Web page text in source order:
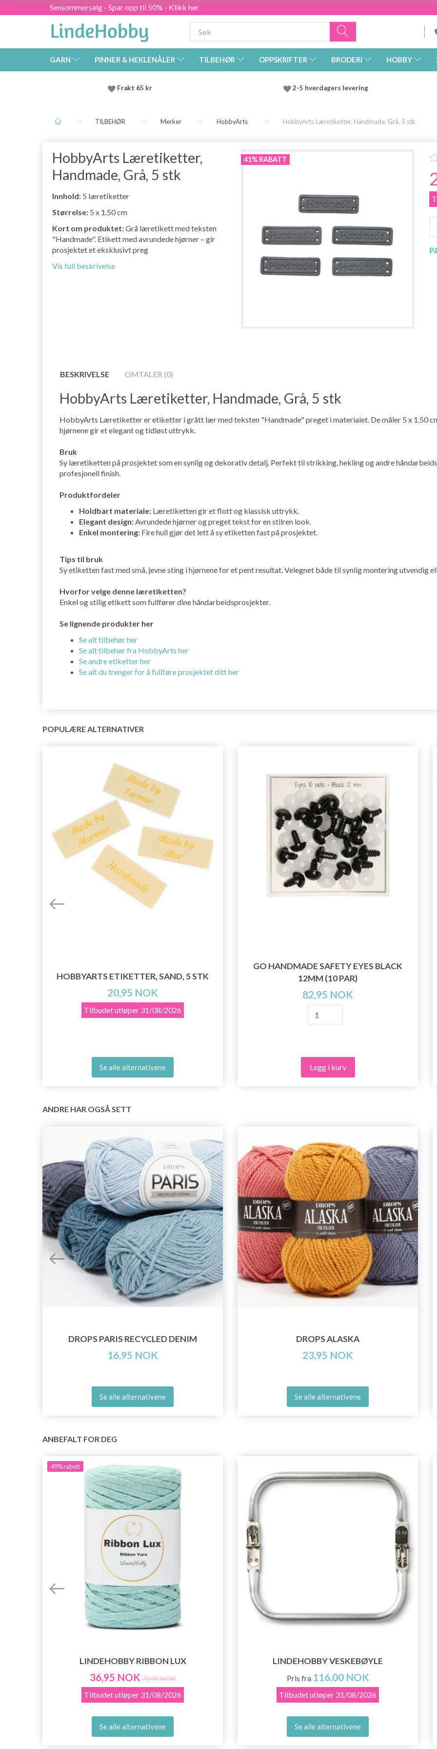
Sensommersalg - Spar opp til 50% - Klikk her
GARN PINNER & HEKLENÅLER TILBEHØR OPPSKRIFTER BRODERI HOBBY
Frakt 65 kr 2-5 hverdagers levering
TILBEHØR Merker HobbyArts HobbyArts Læretiketter, Handmade, Grå, 5 stk
HobbyArts Læretiketter,
Handmade, Grå, 5 stk
Innhold: 5 læretiketter
Størrelse: 5 x 1.50 cm
Kort om produktet:Grå læretikett med teksten
"Handmade". Etikett med avrundede hjørner – gir
prosjektet et eksklusivt preg
Vis full beskrivelse
41% RABATT
BESKRIVELSE OMTALER (0)
HobbyArts Læretiketter, Handmade, Grå, 5 stk
HobbyArts Læretiketter er etiketter i grått lær med teksten "Handmade" preget i materialet. De måler 5 x 1.50
hjørnene gir et elegant og tidløst uttrykk.
Bruk
Sy læretiketten på prosjektet som en synlig og dekorativ detalj. Perfekt til strikking, hekling og andre
profesjonell finish.
Produktfordeler
Holdbart materiale: Læretiketten gir et flott og klassisk uttrykk.
Elegant design:Avrundede hjørner og preget tekst for en stilren look.
Enkel montering: Fire hull gjør det lett å sy etiketten fast på prosjektet.
Tips til bruk
Sy etiketten fast med små, jevne sting i hjørnene for et pent resultat. Velegnet både til synlig montering utvendig
Hvorfor velge denne læretiketten?
Enkel og stilig etikett som fullfører dine håndarbeidsprosjekter.
Se lignende produkter her
Se alt tilbehør her
Se alt tilbehør fra HobbyArts her
Se andre etiketter her
Se alt du trenger for å fullføre prosjektet ditt her
POPULÆRE ALTERNATIVER
HOBBYARTS ETIKETTER, SAND, 5 STK
20,95 NOK
Tilbudet utløper 31/08/2026
Se alle alternativene
GO HANDMADE SAFETY EYES BLACK
12MM (10 PAR)
82,95 NOK
Legg i kurv
ANDRE HAR OGSÅ SETT
DROPS PARIS RECYCLED DENIM
16,95 NOK
Se alle alternativene
DROPS ALASKA
23,95 NOK
Se alle alternativene
ANBEFALT FOR DEG
49%rabatt
LINDEHOBBY RIBBON LUX
36,95 NOK 72,95 NOK
Tilbudet utløper 31/08/2026
Se alle alternativene
LINDEHOBBY VESKEBØYLE
Pris fra 116,00 NOK
Tilbudet utløper 31/08/2026
Se alle alternativene